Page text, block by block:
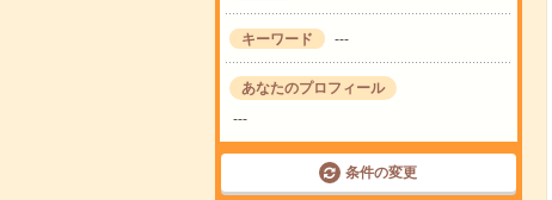
キーワード ---
あなたのプロフィール
---
条件の変更